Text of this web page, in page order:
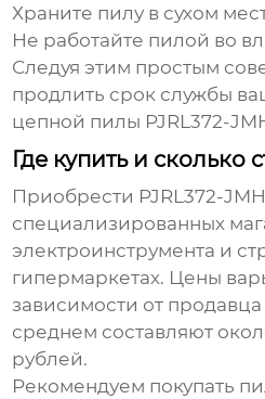
Храните пилу в сухом
Не работайте пилой во
Следуя этим простым
продлить срок службы
цепной пилы PJRL372-
Где купить и сколько
Приобрести PJRL372-JMH
специализированных
электроинструмента и
гипермаркетах. Цены
зависимости от
среднем составляют
рублей.
Рекомендуем покупать